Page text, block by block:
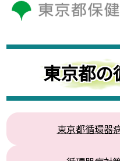
東京都の
東京都循環器